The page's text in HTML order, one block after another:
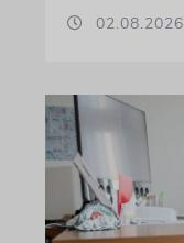
02.08.2026